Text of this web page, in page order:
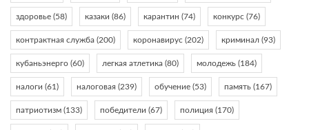
здоровье (58) казаки (86) карантин (74) конкурс (76)
контрактная служба (200) коронавирус (202) криминал (93)
кубаньэнерго (60) легкая атлетика (80) молодежь (184)
налоги (61) налоговая (239) обучение (53) память (167)
патриотизм (133) победители (67) полиция (170)